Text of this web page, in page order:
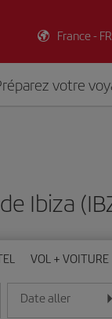
France - FR
votre
Ibiza
VOL + VOITURE
Date aller
Entrez la date au